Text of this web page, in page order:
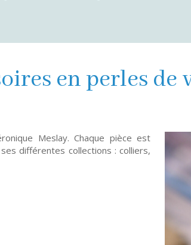
en perles de
Meslay. Chaque pièce est
différentes collections : colliers,